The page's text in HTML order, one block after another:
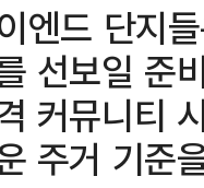
엔드 단지
선보일 준
커뮤니티
주거 기준